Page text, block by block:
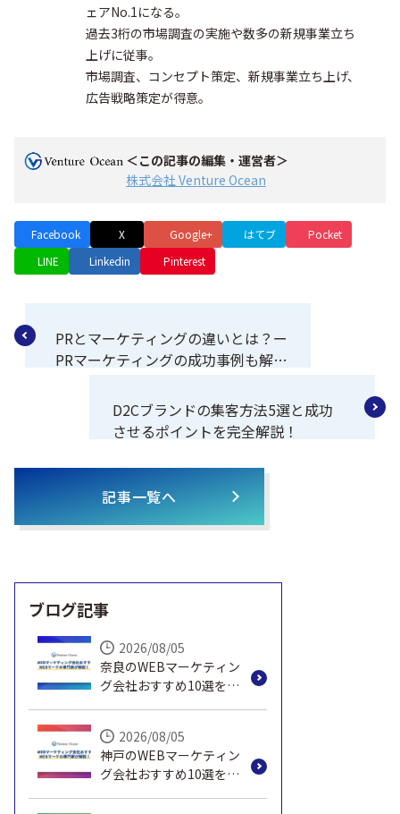
ェアNo.1になる。
過去3桁の市場調査の実施や数多の新規事業立ち
上げに従事。
市場調査、コンセプト策定、新規事業立ち上げ、
広告戦略策定が得意。
＜この記事の編集・運営者＞
株式会社 Venture Ocean
Facebook X Google+ はてブ
Pocket
LINE
Linkedin Pinterest
PRとマーケティングの違いとは？ー
PRマーケティングの成功事例も解
D2Cブランドの集客方法5選と成功
させるポイントを完全解説！
記事一覧へ
ブログ記事
2026/08/05
奈良のWEBマーケティン
グ会社おすすめ10選を
2026/08/05
神戸のWEBマーケティン
グ会社おすすめ10選を